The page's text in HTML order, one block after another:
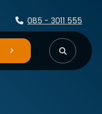
085 - 3011 555